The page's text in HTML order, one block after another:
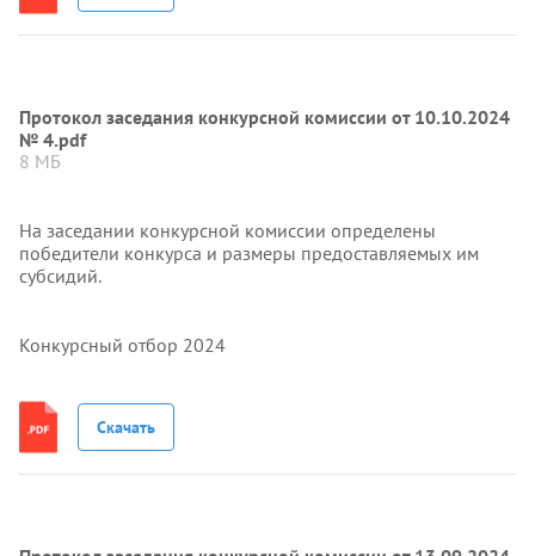
Протокол заседания конкурсной комиссии от 10.10.2024
№ 4.pdf
8 МБ
На заседании конкурсной комиссии определены
победители конкурса и размеры предоставляемых им
субсидий.
Конкурсный отбор 2024
Скачать